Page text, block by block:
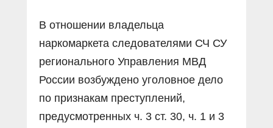
В отношении владельца
наркомаркета следователями СЧ СУ
регионального Управления МВД
России возбуждено уголовное дело
по признакам преступлений,
предусмотренных ч. 3 ст. 30, ч. 1 и 3